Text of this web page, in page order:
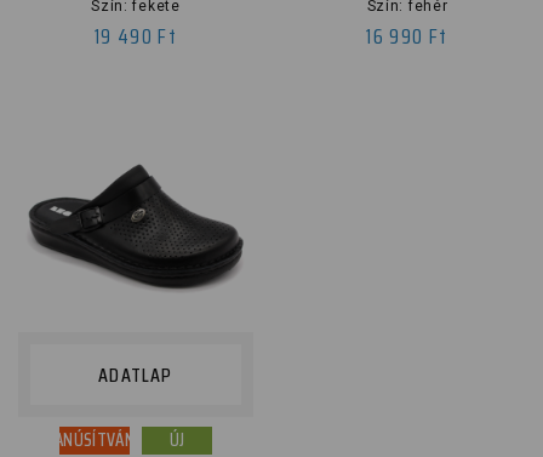
Szín: fekete
19 490 Ft
Szín: fehér
16 990 Ft
ADATLAP
TANÚSÍTVÁNY ÚJ